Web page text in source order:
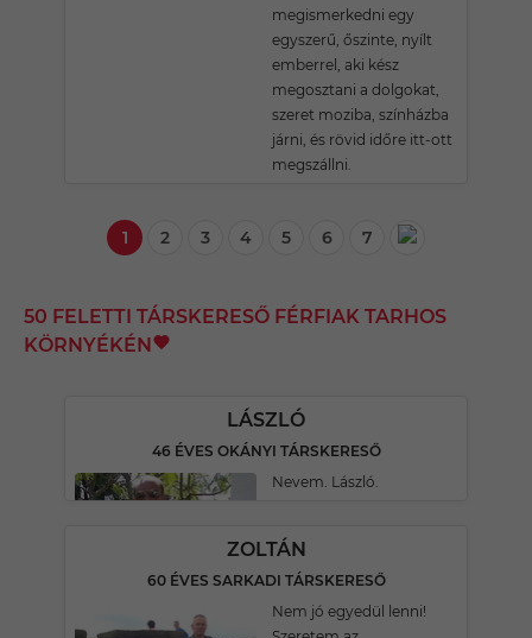
megismerkedni egy
egyszerű, őszinte, nyílt
emberrel, aki kész
megosztani a dolgokat,
szeret moziba, színházba
járni, és rövid időre itt-ott
megszállni.
1 2 3 4 5 6 7
50 FELETTI TÁRSKERESŐ FÉRFIAK TARHOS
KÖRNYÉKÉN
LÁSZLÓ
46 ÉVES OKÁNYI TÁRSKERESŐ
Nevem. László.
ZOLTÁN
60 ÉVES SARKADI TÁRSKERESŐ
Nem jó egyedül lenni!